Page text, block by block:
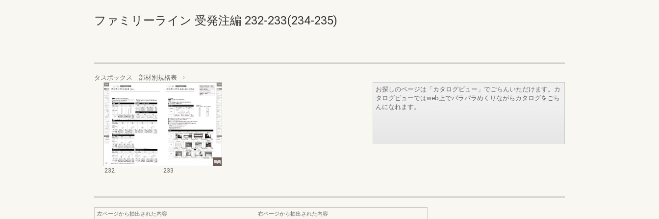
ファミリーライン 受発注編 232-233(234-235)
タスボックス 部材別規格表
232 233
お探しのページは「カタログビュー」でごらんいただけます。カ
タログビューではweb上でパラパラめくりながらカタログをごら
んになれます。
左ページから抽出された内容
右ページから抽出された内容